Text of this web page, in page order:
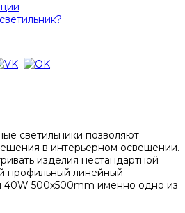
светильники позволяют
в интерьерном освещении.
изделия нестандартной
профильный линейный
40W 500х500mm именно одно из